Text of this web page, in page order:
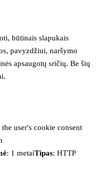
būtinais slapukais
pavyzdžiui, naršymo
apsaugotų sričių. Be šių
the user's cookie consent
: 1 metaiTipas: HTTP